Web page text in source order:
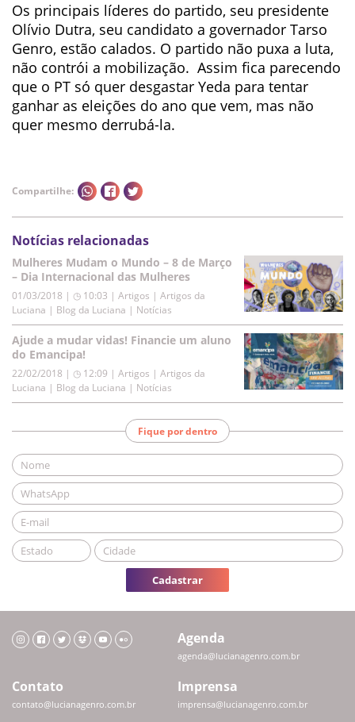
Os principais líderes do partido, seu presidente
Olívio Dutra, seu candidato a governador Tarso
Genro, estão calados. O partido não puxa a luta,
não contrói a mobilização. Assim fica parecendo
que o PT só quer desgastar Yeda para tentar
ganhar as eleições do ano que vem, mas não
quer mesmo derrubá-la.
Compartilhe:
Notícias relacionadas
Mulheres Mudam o Mundo – 8 de Março
– Dia Internacional das Mulheres
01/03/2018 | ◷ 10:03 | Artigos | Artigos da
Luciana | Blog da Luciana | Notícias
Ajude a mudar vidas! Financie um aluno
do Emancipa!
22/02/2018 | ◷ 12:09 | Artigos | Artigos da
Luciana | Blog da Luciana | Notícias
Fique por dentro
Cadastrar
Agenda
agenda@lucianagenro.com.br
Contato
contato@lucianagenro.com.br
Imprensa
imprensa@lucianagenro.com.br